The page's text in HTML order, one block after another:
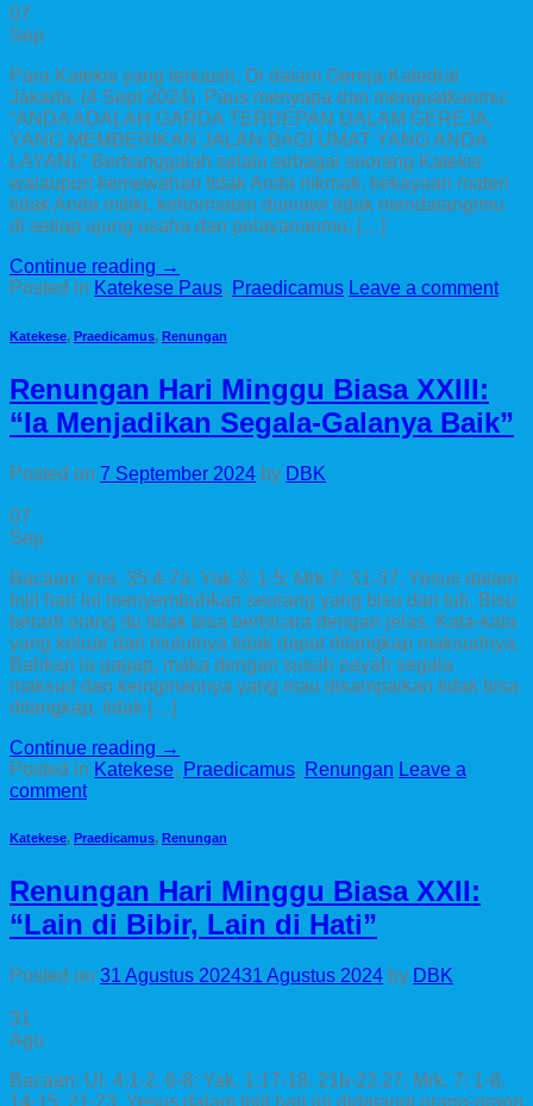
07
Sep
Para Katekis yang terkasih, Di dalam Gereja Katedral
Jakarta, (4 Sept 2024) Paus menyapa dan menguatkanmu:
“ANDA ADALAH GARDA TERDEPAN DALAM GEREJA,
YANG MEMBERIKAN JALAN BAGI UMAT YANG ANDA
LAYANI.” Berbanggalah selalu sebagai seorang Katekis
walaupun kemewahan tidak Anda nikmati, kekayaan materi
tidak Anda miliki, kehormatan duniawi tidak mendatangimu
di setiap ujung usaha dan pelayananmu, […]
Continue reading →
Posted in Katekese Paus, Praedicamus Leave a comment
Katekese, Praedicamus, Renungan
Renungan Hari Minggu Biasa XXIII:
“Ia Menjadikan Segala-Galanya Baik”
Posted on 7 September 2024 by DBK
07
Sep
Bacaan: Yes. 35:4-7a; Yak 2: 1-5; Mrk.7: 31-37. Yesus dalam
Injil hari ini menyembuhkan seorang yang bisu dan tuli. Bisu
berarti orang itu tidak bisa berbicara dengan jelas. Kata-kata
yang keluar dari mulutnya tidak dapat ditangkap maksudnya.
Bahkan ia gagap, maka dengan susah payah segala
maksud dan keinginannya yang mau disampaikan tidak bisa
ditangkap, tidak […]
Continue reading →
Posted in Katekese, Praedicamus, Renungan Leave a
comment
Katekese, Praedicamus, Renungan
Renungan Hari Minggu Biasa XXII:
“Lain di Bibir, Lain di Hati”
Posted on 31 Agustus 202431 Agustus 2024 by DBK
31
Agu
Bacaan: Ul. 4:1-2. 6-8; Yak. 1:17-18. 21b-22.27; Mrk. 7: 1-8.